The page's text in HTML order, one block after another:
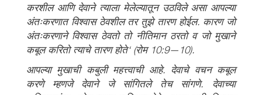
करशील आणि देवाने त्याला मेलेल्यातून उठविले असा आपल्या
अंतःकरणात विश्वास ठेवशील तर तुझे तारण होईल. कारण जो
अंतःकरणाने विश्वास ठेवतो तो नीतिमान ठरतो व जो मुखाने
कबूल करितो त्याचे तारण होते‘ (रोम 10:9—10).
आपल्या मुखाची कबुली महत्त्वाची आहे. देवाचे वचन कबूल
करणे म्हणजे देवाने जे सांगितले तेच सांगणे. देवाच्या